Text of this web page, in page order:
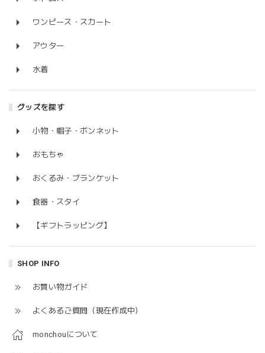
ワンピース・スカート
アウター
水着
グッズを探す
小物・帽子・ボンネット
おもちゃ
おくるみ・ブランケット
食器・スタイ
【ギフトラッピング】
SHOP INFO
お買い物ガイド
よくあるご質問（現在作成中）
monchouについて